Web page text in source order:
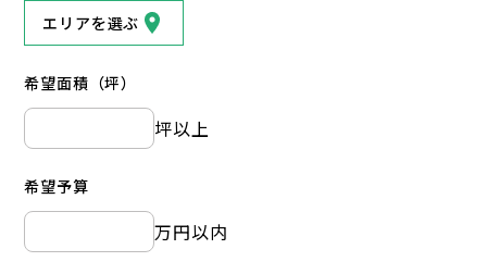
エリアを選ぶ
希望面積（坪）
坪以上
希望予算
万円以内